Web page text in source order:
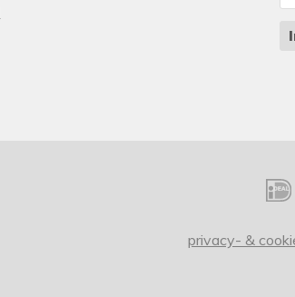
privacy- &